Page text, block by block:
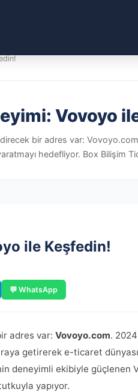
Vovoyo
bir adres var:
hedefliyor. Box Bilişim
ile Keşfedin!
💬 WhatsApp
adres var: Vovoyo.com.
getirerek e-ticaret
deneyimli ekibiyle güçlenen
yapıyor.